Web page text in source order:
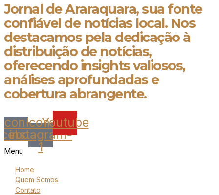
Jornal de Araraquara, sua fonte
confiável de notícias local. Nos
destacamos pela dedicação à
distribuição de notícias,
oferecendo insights valiosos,
análises aprofundadas e
cobertura abrangente.
Icon-Icon-
instagram-
1
Youtube
Menu
Home
Quem Somos
Contato